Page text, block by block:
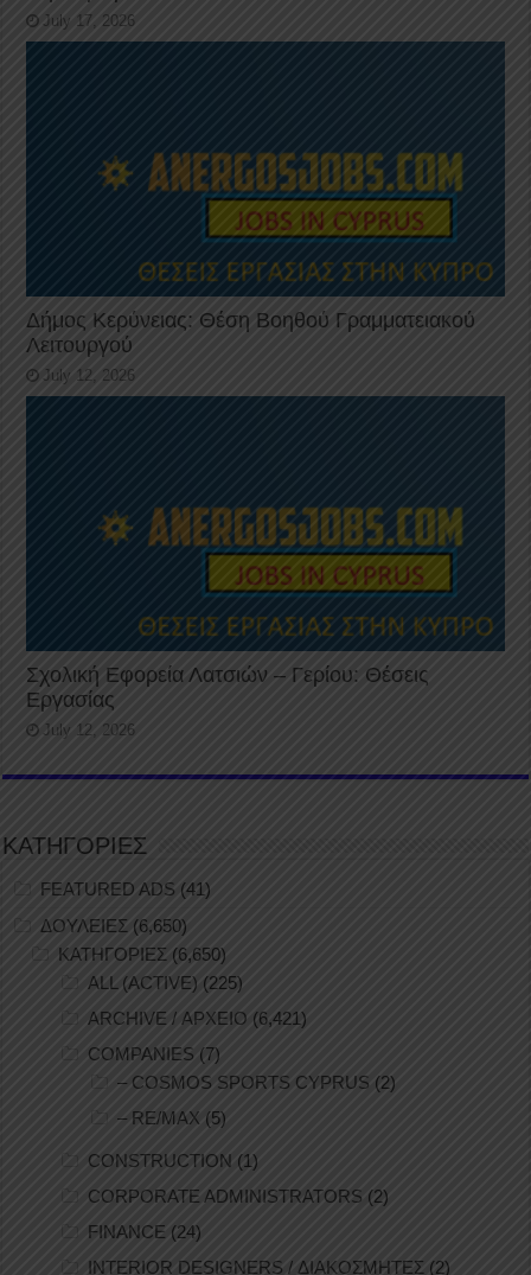
July 17, 2026
Δήμος Κερύνειας: Θέση Βοηθού Γραμματειακού
Λειτουργού
July 12, 2026
Σχολική Εφορεία Λατσιών – Γερίου: Θέσεις
Εργασίας
July 12, 2026
ΚΑΤΗΓΟΡΙΕΣ
FEATURED ADS (41)
ΔΟΥΛΕΙΕΣ (6,650)
ΚΑΤΗΓΟΡΙΕΣ (6,650)
ALL (ACTIVE) (225)
ARCHIVE / ΑΡΧΕΙΟ (6,421)
COMPANIES (7)
– COSMOS SPORTS CYPRUS (2)
– RE/MAX (5)
CONSTRUCTION (1)
CORPORATE ADMINISTRATORS (2)
FINANCE (24)
INTERIOR DESIGNERS / ΔΙΑΚΟΣΜΗΤΕΣ (2)